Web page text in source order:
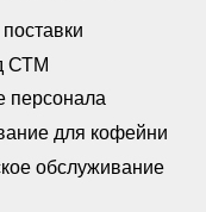
СТМ
персонала
для кофейни
обслуживание